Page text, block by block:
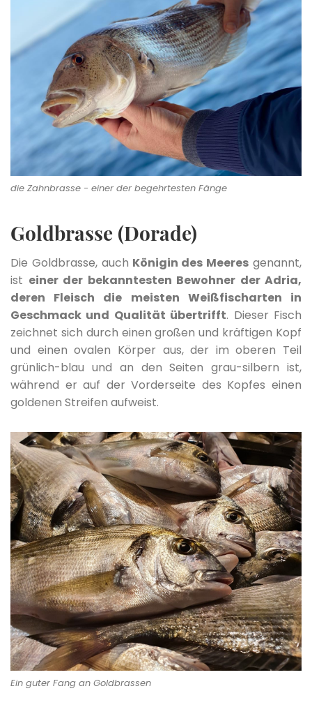
die Zahnbrasse - einer der begehrtesten Fänge
Goldbrasse (Dorade)
Die Goldbrasse, auch Königin des Meeres genannt,
ist einer der bekanntesten Bewohner der Adria,
deren Fleisch die meisten Weißfischarten in
Geschmack und Qualität übertrifft. Dieser Fisch
zeichnet sich durch einen großen und kräftigen Kopf
und einen ovalen Körper aus, der im oberen Teil
grünlich-blau und an den Seiten grau-silbern ist,
während er auf der Vorderseite des Kopfes einen
goldenen Streifen aufweist.
Ein guter Fang an Goldbrassen